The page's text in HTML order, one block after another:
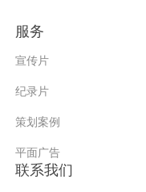
服务
宣传片
纪录片
策划案例
平面广告
联系我们